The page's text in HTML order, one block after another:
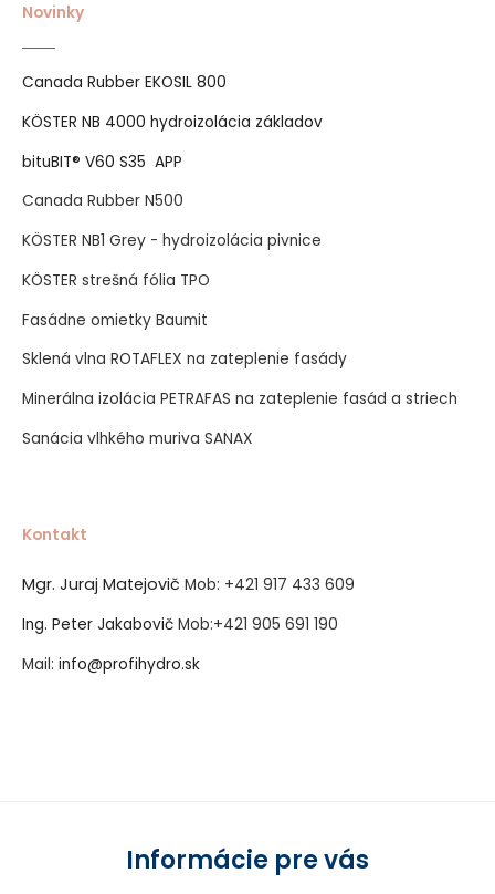
Novinky
Canada Rubber EKOSIL 800
KÖSTER NB 4000 hydroizolácia základov
bituBIT® V60 S35 APP
Canada Rubber N500
KÖSTER NB1 Grey - hydroizolácia pivnice
KÖSTER strešná fólia TPO
Fasádne omietky Baumit
Sklená vlna ROTAFLEX na zateplenie fasády
Minerálna izolácia PETRAFAS na zateplenie fasád a striech
Sanácia vlhkého muriva SANAX
Kontakt
Mgr. Juraj Matejovič Mob: +421 917 433 609
Ing. Peter Jakabovič Mob:+421 905 691 190
Mail: info@profihydro.sk
Informácie pre vás